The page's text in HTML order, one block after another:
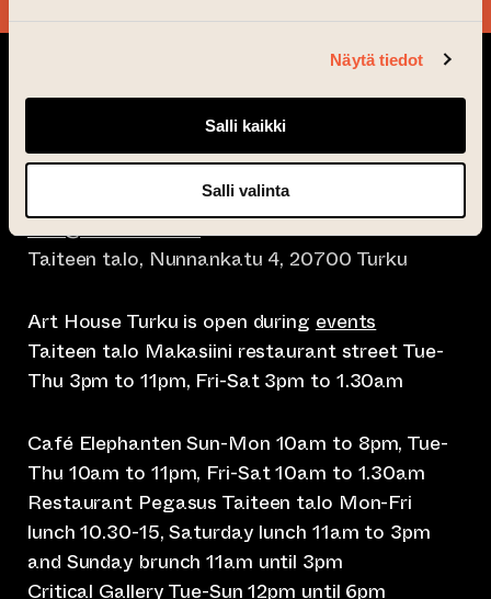
Näytä tiedot
Salli kaikki
Salli valinta
info@taiteentalo.fi
Taiteen talo, Nunnankatu 4, 20700 Turku
Art House Turku is open during events
Taiteen talo Makasiini restaurant street Tue-
Thu 3pm to 11pm, Fri-Sat 3pm to 1.30am
Café Elephanten Sun-Mon 10am to 8pm, Tue-
Thu 10am to 11pm, Fri-Sat 10am to 1.30am
Restaurant Pegasus Taiteen talo Mon-Fri
lunch 10.30-15, Saturday lunch 11am to 3pm
and Sunday brunch 11am until 3pm
Critical Gallery Tue-Sun 12pm until 6pm